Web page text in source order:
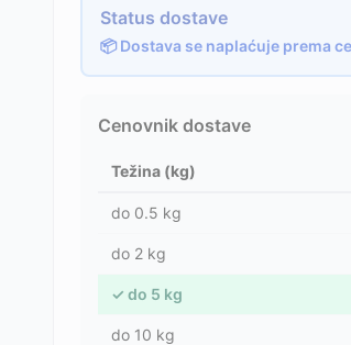
Status dostave
📦 Dostava se naplaćuje prema
Cenovnik dostave
Težina (kg)
do 0.5 kg
do 2 kg
✓ do 5 kg
do 10 kg